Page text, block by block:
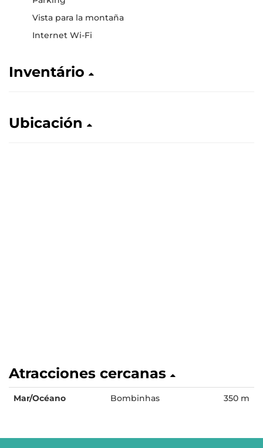
Vista para la montaña
Internet Wi-Fi
Inventário
Ubicación
Atracciones cercanas
Mar/Océano Bombinhas 350 m